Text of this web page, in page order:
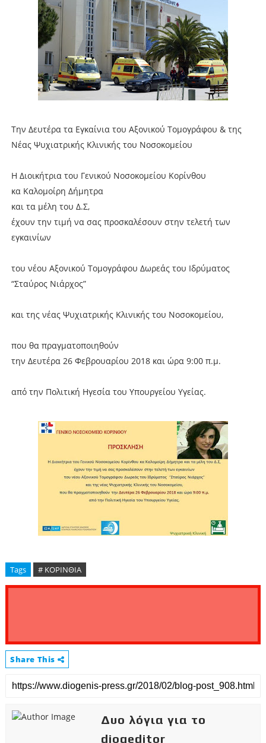
Την Δευτέρα τα Εγκαίνια του Αξονικού Τομογράφου & της
Νέας Ψυχιατρικής Κλινικής του Νοσοκομείου
Η Διοικήτρια του Γενικού Νοσοκομείου Κορίνθου
κα Καλομοίρη Δήμητρα
και τα μέλη του Δ.Σ,
έχουν την τιμή να σας προσκαλέσουν στην τελετή των
εγκαινίων
του νέου Αξονικού Τομογράφου Δωρεάς του Ιδρύματος
“Σταύρος Νιάρχος”
και της νέας Ψυχιατρικής Κλινικής του Νοσοκομείου,
που θα πραγματοποιηθούν
την Δευτέρα 26 Φεβρουαρίου 2018 και ώρα 9:00 π.μ.
από την Πολιτική Ηγεσία του Υπουργείου Υγείας.
Tags # ΚΟΡΙΝΘΙΑ
Share This
Δυο λόγια για το
diogeditor